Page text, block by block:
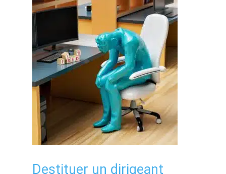
Destituer un dirigeant